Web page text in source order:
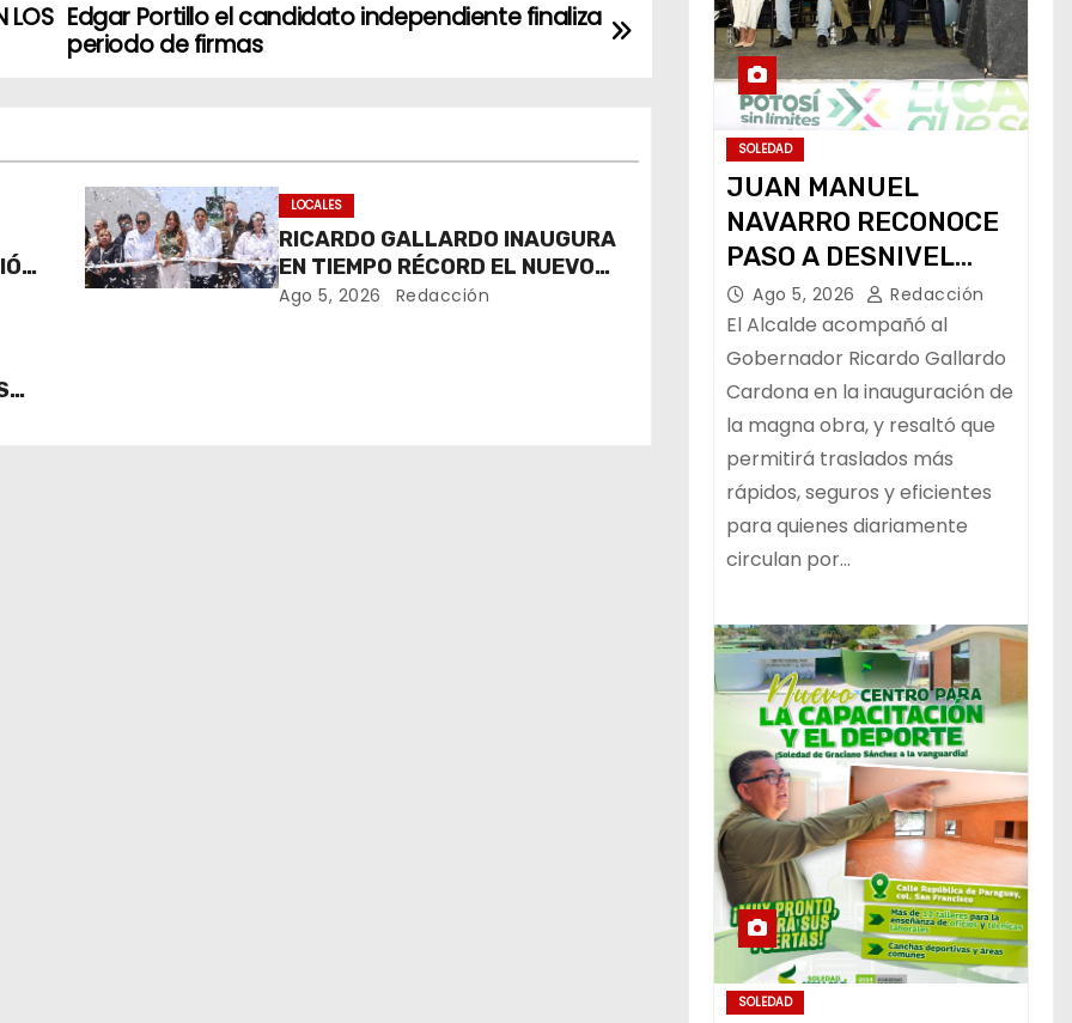
Edgar Portillo el candidato independiente finaliza
periodo de firmas
LOS
LOCALES
RICARDO GALLARDO INAUGURA
EN TIEMPO RÉCORD EL NUEVO
PASO A DESNIVEL DE CIRCUITO
Ago 5, 2026 Redacción
SOLEDAD
JUAN MANUEL
NAVARRO RECONOCE
PASO A DESNIVEL
CIRCUITO POTOSÍ QUE
MEJORA LA
MOVILIDAD
METROPOLITANA
Ago 5, 2026 Redacción
El Alcalde acompañó al
Gobernador Ricardo Gallardo
Cardona en la inauguración de
la magna obra, y resaltó que
permitirá traslados más
rápidos, seguros y eficientes
para quienes diariamente
circulan por…
SOLEDAD